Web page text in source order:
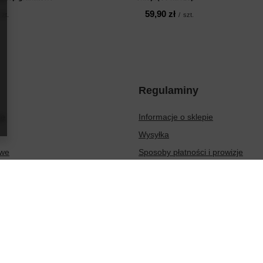
59,90 zł / szt.
Regulaminy
Informacje o sklepie
Wysyłka
Sposoby płatności i prowizje